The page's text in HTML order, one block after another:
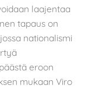
laajentaa
tapaus on
nationalismi
eroon
mukaan Viro